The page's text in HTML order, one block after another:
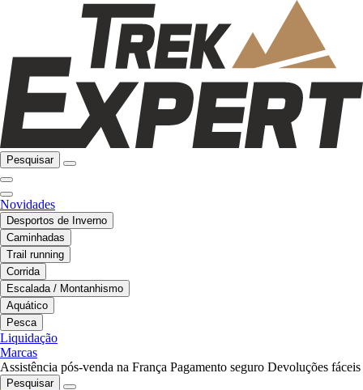
Pesquisar
Novidades
Desportos de Inverno
Caminhadas
Trail running
Corrida
Escalada / Montanhismo
Aquático
Pesca
Liquidação
Marcas
Assistência pós-venda na França Pagamento seguro Devoluções fáceis
Pesquisar